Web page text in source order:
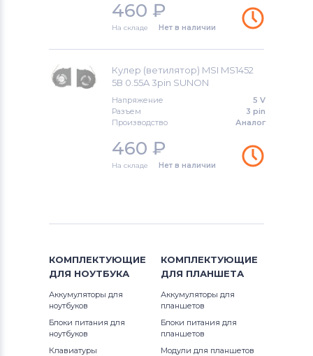
460 ₽
На складе Нет в наличии
Кулер (ветилятор) MSI MS1452
5В 0.55A 3pin SUNON
Напряжение
5 V
Разъем
3 pin
Производство
Аналог
460 ₽
На складе Нет в наличии
КОМПЛЕКТУЮЩИЕ
ДЛЯ НОУТБУКА
Аккумуляторы для
ноутбуков
Блоки питания для
ноутбуков
Клавиатуры
КОМПЛЕКТУЮЩИЕ
ДЛЯ ПЛАНШЕТА
Аккумуляторы для
планшетов
Блоки питания для
планшетов
Модули для планшетов